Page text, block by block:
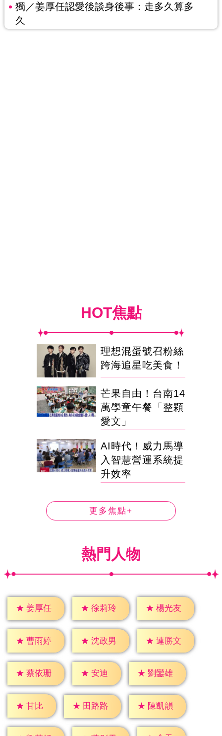
獨／姜厚任認愛後談身後事：走多久算多
久
HOT焦點
理想混蛋號召粉絲
跨海追星吃美食！
芒果自由！台南14
萬學童午餐「整顆
愛文」
AI時代！威力馬導
入智慧營運系統提
升效率
更多焦點+
熱門人物
★ 姜厚任 ★ 徐莉玲 ★ 楊光友
★ 曹雨婷 ★ 沈政男 ★ 連勝文
★ 蔡依珊 ★ 安迪 ★ 劉鑾雄
★ 甘比 ★ 田路路 ★ 陳凱韻